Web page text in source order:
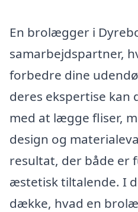
En brolægger i
samarbejdspartner,
forbedre dine
deres ekspertise kan
med at lægge fliser,
design og
resultat, der både er
æstetisk tiltalende. I
dække, hvad en